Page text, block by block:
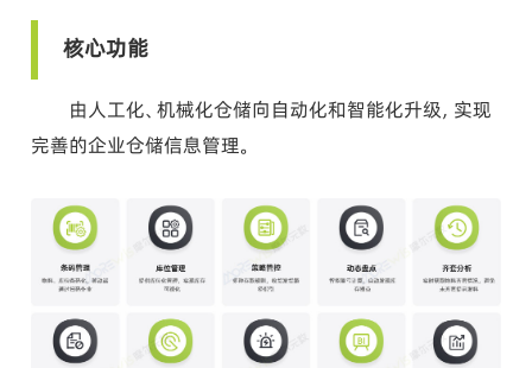
核心功能
由人工化、机械化仓储向自动化和智能化升级，实现
完善的企业仓储信息管理。